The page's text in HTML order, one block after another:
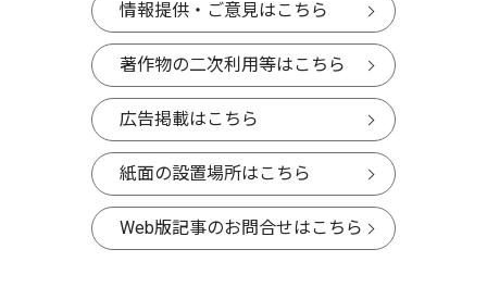
情報提供・ご意見はこちら
著作物の二次利用等はこちら
広告掲載はこちら
紙面の設置場所はこちら
Web版記事のお問合せはこちら